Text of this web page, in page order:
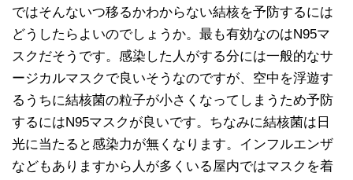
ではそんないつ移るかわからない結核を予防するには
どうしたらよいのでしょうか。最も有効なのはN95マ
スクだそうです。感染した人がする分には一般的なサ
ージカルマスクで良いそうなのですが、空中を浮遊す
るうちに結核菌の粒子が小さくなってしまうため予防
するにはN95マスクが良いです。ちなみに結核菌は日
光に当たると感染力が無くなります。インフルエンザ
などもありますから人が多くいる屋内ではマスクを着